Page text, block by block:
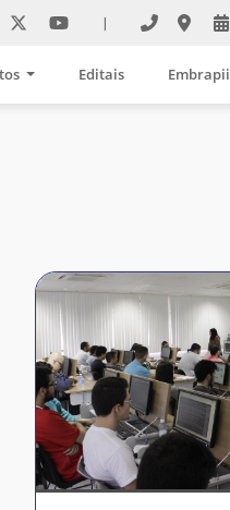
|
Editais Embrapii